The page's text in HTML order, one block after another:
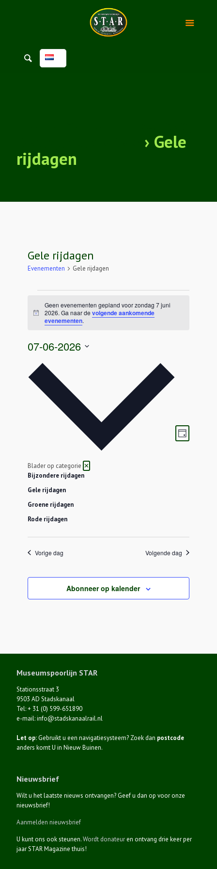
› Gele
rijdagen
Gele rijdagen
Evenementen Gele rijdagen
Evenementen
zondag
2026
Bericht
Geen evenementen gepland voor zondag 7 juni
2026. Ga naar de volgende aankomende
evenementen.
navigatie
Dag
07-06-2026
een
datum.
Blader op categorie ✕
Bijzondere rijdagen
Gele rijdagen
Groene rijdagen
Rode rijdagen
Vorige dag Volgende dag
Abonneer op kalender
Museumspoorlijn STAR
Stationsstraat 3
9503 AD Stadskanaal
Tel: + 31 (0) 599-651890
e-mail: info@stadskanaalrail.nl
Let op:Gebruikt u een navigatiesysteem? Zoek dan postcode
anders komt U in Nieuw Buinen.
Nieuwsbrief
Wilt u het laatste nieuws ontvangen? Geef u dan op voor onze
nieuwsbrief!
Aanmelden nieuwsbrief
U kunt ons ook steunen.Wordt donateuren ontvang drie keer per
jaar STAR Magazine thuis!